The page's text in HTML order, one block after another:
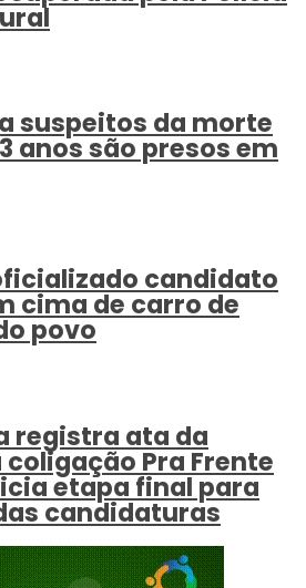
suspeitos da morte
anos são presos em
candidato
cima de carro de
povo
registra ata da
Pra Frente
etapa final para
candidaturas